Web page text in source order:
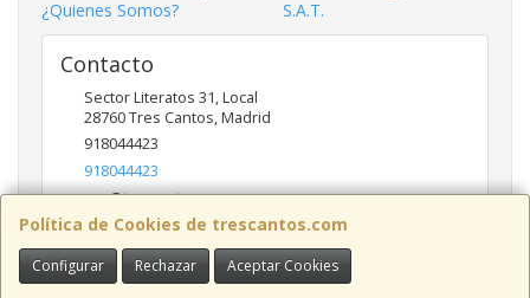
Política de Cookies de trescantos.com
Configurar Rechazar Aceptar Cookies
¿Quienes Somos?
S.A.T.
Contacto
Sector Literatos 31, Local
28760Tres Cantos,Madrid
918044423
918044423
ncs@trescantos.com
Horario